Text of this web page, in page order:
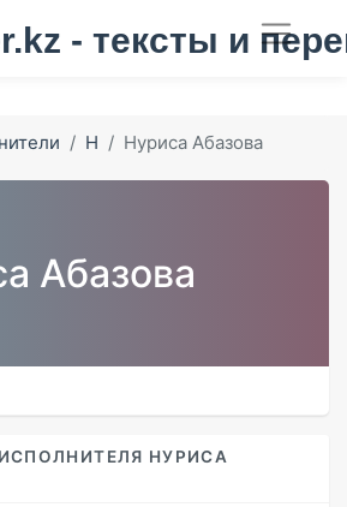
Н Нуриса Абазова
Абазова
НУРИСА